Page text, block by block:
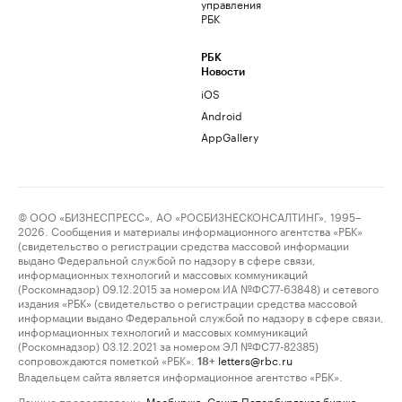
РБК
РБК
Новости
iOS
Android
AppGallery
© ООО «БИЗНЕСПРЕСС», АО «РОСБИЗНЕСКОНСАЛТИНГ», 1995–
2026. Сообщения и материалы информационного агентства «РБК»
(свидетельство о регистрации средства массовой информации
выдано Федеральной службой по надзору в сфере связи,
информационных технологий и массовых коммуникаций
(Роскомнадзор) 09.12.2015 за номером ИА №ФС77-63848) и сетевого
издания «РБК» (свидетельство о регистрации средства массовой
информации выдано Федеральной службой по надзору в сфере связи,
информационных технологий и массовых коммуникаций
(Роскомнадзор) 03.12.2021 за номером ЭЛ №ФС77-82385)
сопровождаются пометкой «РБК».
18+ letters@rbc.ru
Владельцем сайта является информационное агентство «РБК».